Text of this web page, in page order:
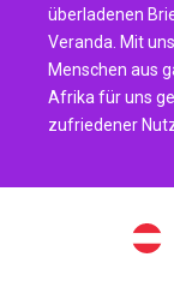
überladenen
Veranda. Mit
Menschen aus
Afrika für uns
zufriedener